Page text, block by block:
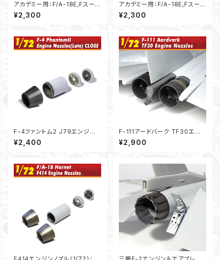
アカデミー用：F/A-18E,Fスーパ
ーホーネットエンジンノズル”切
り欠き無し”（1/72）
¥2,300
アカデミー用：F/A-18E,Fスーパ
ーホーネットエンジンノズル”切
り欠き有り”（1/72）
¥2,300
F-4ファントム２ J79エンジン
（後期型）"クローズタイプ"（1/7
2）
¥2,400
F-111アードバーク TF30エン
ジンノズル（1/72）
¥2,900